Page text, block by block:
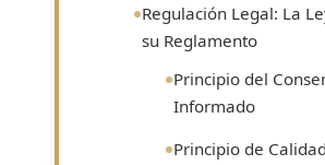
Regulación Legal: La
su Reglamento
Principio del
Informado
Principio de